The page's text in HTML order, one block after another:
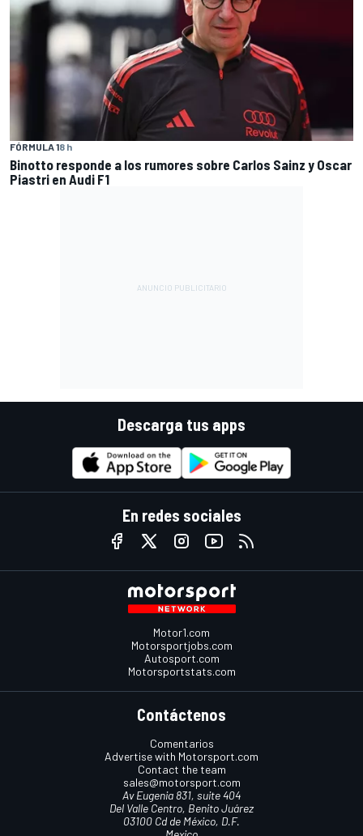
FÓRMULA 18 h
Binotto responde a los rumores sobre Carlos Sainz y Oscar
Piastri en Audi F1
Descarga tus apps
En redes sociales
Motor1.com
Motorsportjobs.com
Autosport.com
Motorsportstats.com
Contáctenos
Comentarios
Advertise with Motorsport.com
Contact the team
sales@motorsport.com
Av Eugenia 831, suite 404
Del Valle Centro, Benito Juárez
03100 Cd de México, D.F.